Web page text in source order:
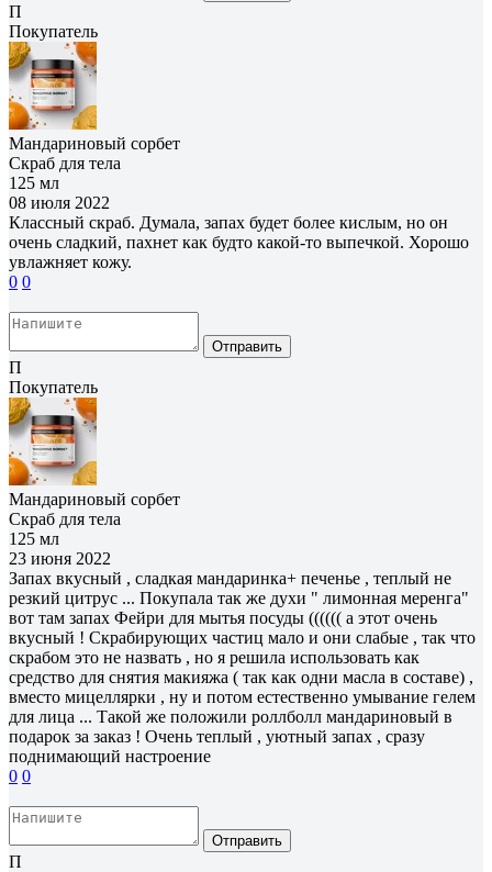
П
Покупатель
Мандариновый сорбет
Скраб для тела
125 мл
08 июля 2022
Классный скраб. Думала, запах будет более кислым, но он
очень сладкий, пахнет как будто какой-то выпечкой. Хорошо
увлажняет кожу.
0 0
Отправить
П
Покупатель
Мандариновый сорбет
Скраб для тела
125 мл
23 июня 2022
Запах вкусный , сладкая мандаринка+ печенье , теплый не
резкий цитрус ... Покупала так же духи " лимонная меренга"
вот там запах Фейри для мытья посуды (((((( а этот очень
вкусный ! Скрабирующих частиц мало и они слабые , так что
скрабом это не назвать , но я решила использовать как
средство для снятия макияжа ( так как одни масла в составе) ,
вместо мицеллярки , ну и потом естественно умывание гелем
для лица ... Такой же положили роллболл мандариновый в
подарок за заказ ! Очень теплый , уютный запах , сразу
поднимающий настроение
0 0
Отправить
П